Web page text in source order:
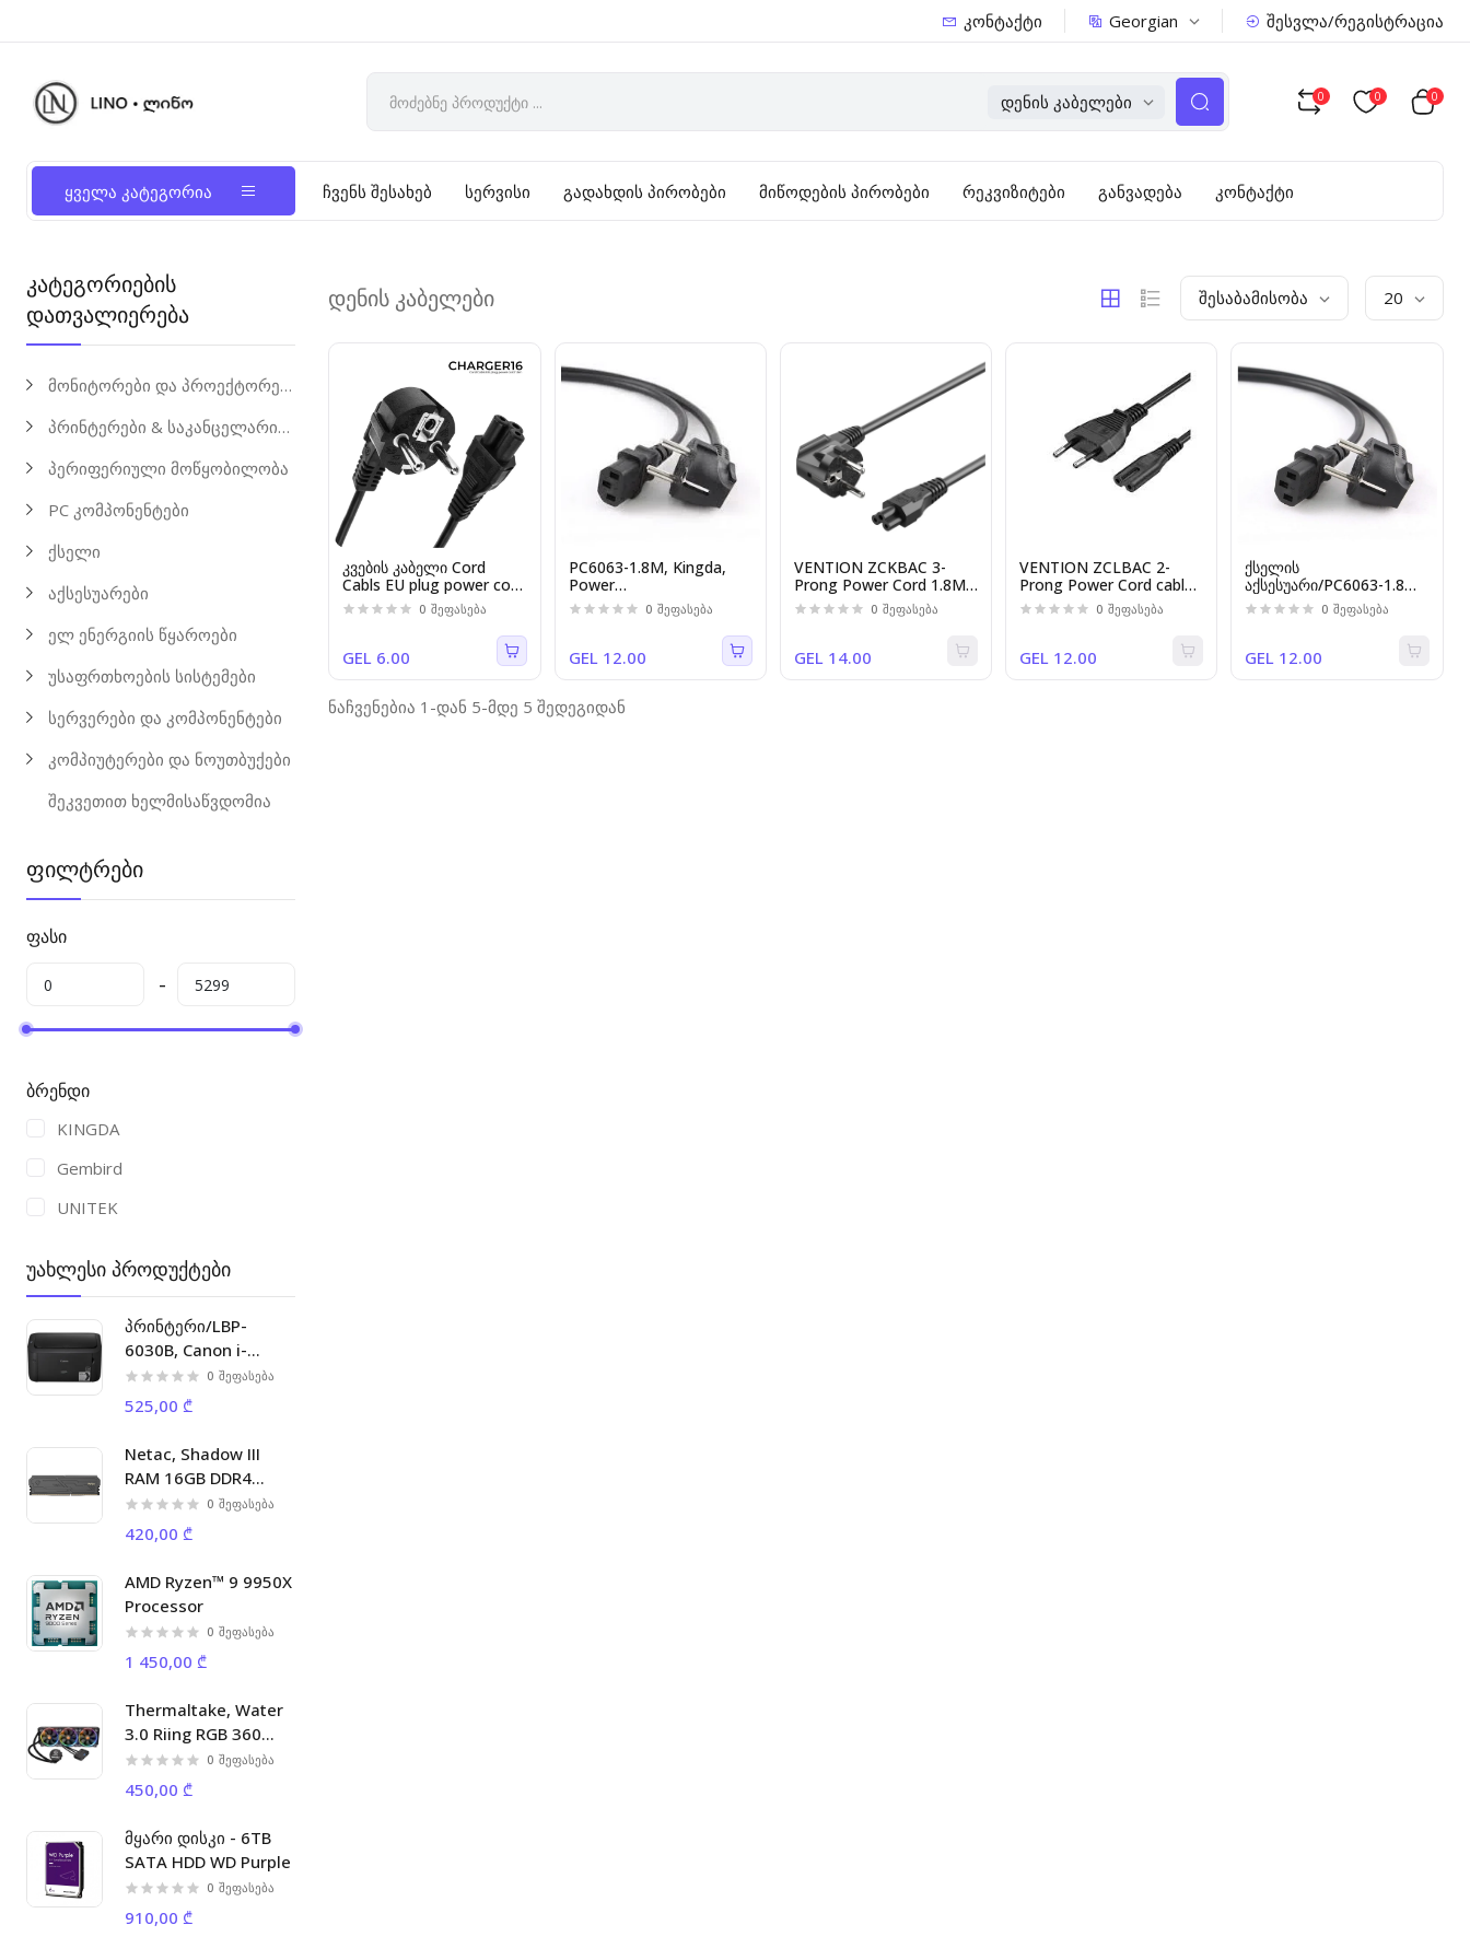
კონტაქტი Georgian შესვლა/რეგისტრაცია
Დენის Კაბელები 0 0 0
ყველა კატეგორია ჩვენს შესახებ სერვისი გადახდის პირობები მიწოდების პირობები რეკვიზიტები განვადება კონტაქტი
კატეგორიების
დათვალიერება
მონიტორები და პროექტორები
პრინტერები & საკანცელარიო საქონელი
პერიფერიული მოწყობილობა
PC კომპონენტები
ქსელი
აქსესუარები
ელ ენერგიის წყაროები
უსაფრთხოების სისტემები
სერვერები და კომპონენტები
კომპიუტერები და ნოუთბუქები
შეკვეთით ხელმისაწვდომია
ფილტრები
ფასი
ბრენდი
KINGDA
Gembird
UNITEK
უახლესი პროდუქტები
პრინტერი/LBP-
6030B, Canon i-
SENSYS laser printer
A4 18ppm 32MB 2400
0 შეფასება
525,00 ₾
Netac, Shadow III
RAM 16GB DDR4
3200MHz C16 DIMM.
0 შეფასება
420,00 ₾
AMD Ryzen™ 9 9950X
Processor
0 შეფასება
1 450,00 ₾
Thermaltake, Water
3.0 Riing RGB 360
Liquid Cooler
0 შეფასება
450,00 ₾
მყარი დისკი - 6TB
SATA HDD WD Purple
0 შეფასება
910,00 ₾
დენის კაბელები Შესაბამისობა 20
კვების კაბელი Cord
Cabls EU plug power cord
(laptop adapters) 0.5mm
1.5m standard quality
0 შეფასება
GEL 6.00
PC6063-1.8M, Kingda,
Power
cable,3x1.00mm,1.8M
0 შეფასება
GEL 12.00
VENTION ZCKBAC 3-
Prong Power Cord 1.8M
cable C5 Connector EU
Plug
0 შეფასება
GEL 14.00
VENTION ZCLBAC 2-
Prong Power Cord cable
1.8M C7 Connector EU
Plug
0 შეფასება
GEL 12.00
ქსელის
აქსესუარი/PC6063-1.8M,
Kingda, Power
cable,3x1.00mm,1.8M
0 შეფასება
GEL 12.00
ნაჩვენებია 1-დან 5-მდე 5 შედეგიდან